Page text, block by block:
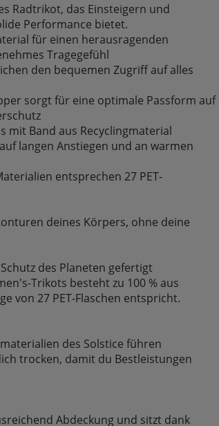
Radtrikot, das Einsteigern und
Performance bietet.
für einen herausragenden
Tragegefühl
den bequemen Zugriff auf alles
sorgt für eine optimale Passform auf
mit Band aus Recyclingmaterial
langen Anstiegen und an warmen
entsprechen 27 PET-
deines Körpers, ohne deine
des Planeten gefertigt
Trikots besteht zu 100 % aus
von 27 PET-Flaschen entspricht.
des Solstice führen
trocken, damit du Bestleistungen
Abdeckung und sitzt dank